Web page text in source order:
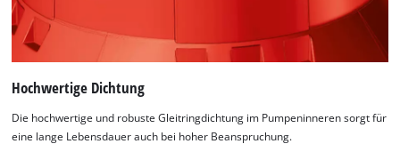
Hochwertige Dichtung
Die hochwertige und robuste Gleitringdichtung im Pumpeninneren sorgt für
eine lange Lebensdauer auch bei hoher Beanspruchung.